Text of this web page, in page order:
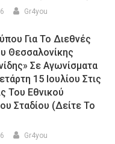
Gr4you
Για Το Διεθνές
Θεσσαλονίκης
Σε Αγωνίσματα
15 Ιουλίου Στις
Του Εθνικού
Σταδίου (Δείτε Το
Gr4you